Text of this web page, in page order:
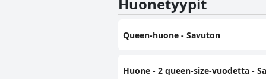
Queen-huone - Savuton
Huone - 2 queen-size-vuodetta -